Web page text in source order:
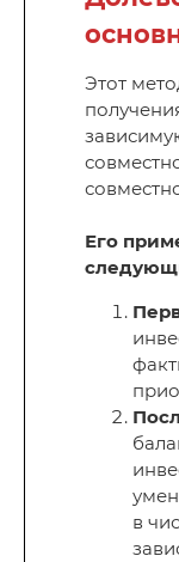
Этот
Его
в